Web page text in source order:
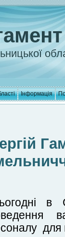
Інформація
в
для